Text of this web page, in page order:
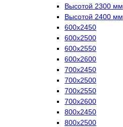
Высотой 2300 мм
Высотой 2400 мм
600х2450
600х2500
600х2550
600х2600
700х2450
700х2500
700х2550
700х2600
800х2450
800х2500